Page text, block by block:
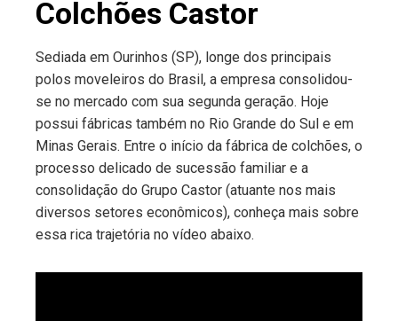
Colchões Castor
Sediada em Ourinhos (SP), longe dos principais
polos moveleiros do Brasil, a empresa consolidou-
se no mercado com sua segunda geração. Hoje
possui fábricas também no Rio Grande do Sul e em
Minas Gerais. Entre o início da fábrica de colchões, o
processo delicado de sucessão familiar e a
consolidação do Grupo Castor (atuante nos mais
diversos setores econômicos), conheça mais sobre
essa rica trajetória no vídeo abaixo.